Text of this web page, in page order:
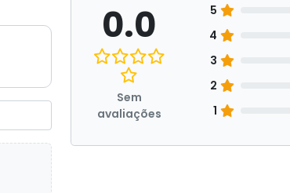
0.0
Sem
avaliações
5
4
3
2
1